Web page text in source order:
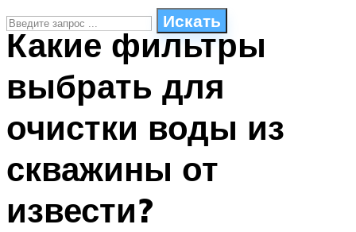
Искать
СТИЛИ ПЛАВАНЬЯ
ПЛАВАНЬЕ ДЛЯ ДЕТЕЙ
БАССЕЙН ДЛЯ ДОМА
МЕНЮ
Какие фильтры
выбрать для
очистки воды из
скважины от
извести?